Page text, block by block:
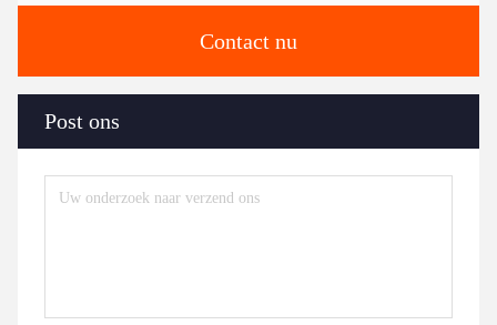
Contact nu
Post ons